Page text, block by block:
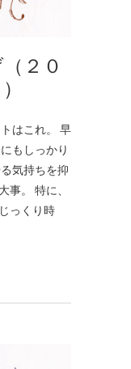
２０
はこれ。 早
もしっかり
気持ちを抑
事。 特に、
っくり時